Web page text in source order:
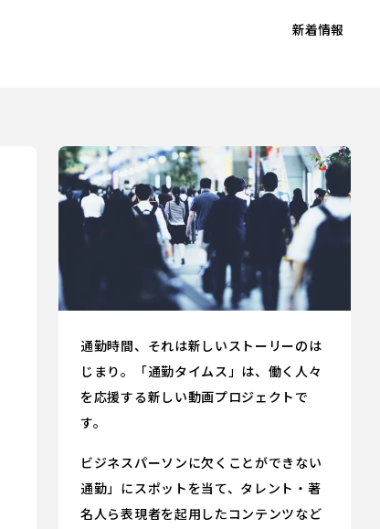
新着情報
通勤時間、それは新しいストーリーのは
じまり。「通勤タイムス」は、働く人々
を応援する新しい動画プロジェクトで
す。
ビジネスパーソンに欠くことができない
通勤」にスポットを当て、タレント・著
名人ら表現者を起用したコンテンツなど